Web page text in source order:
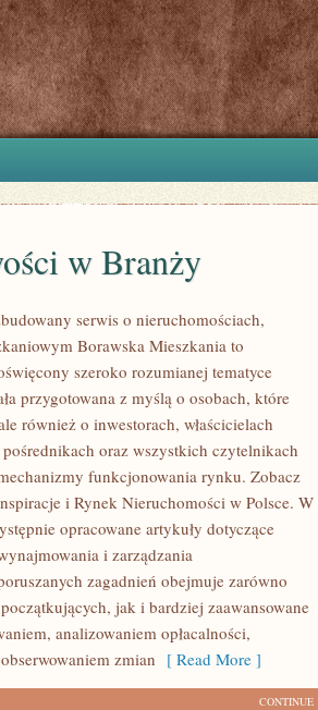
w Branży
serwis o nieruchomościach,
Borawska Mieszkania to
szeroko rozumianej tematyce
przygotowana z myślą o osobach, które
również o inwestorach, właścicielach
oraz wszystkich czytelnikach
funkcjonowania rynku. Zobacz
i Rynek Nieruchomości w Polsce. W
opracowane artykuły dotyczące
i zarządzania
zagadnień obejmuje zarówno
jak i bardziej zaawansowane
analizowaniem opłacalności,
zmian [ Read More ]
CONTINUE